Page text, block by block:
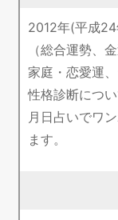
2012年(平成
（総合運勢、
家庭・恋愛運
性格診断につ
月日占いでワ
ます。